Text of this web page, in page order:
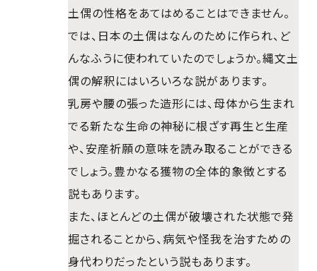
土偶の性格をあてはめることはできません。
では、日本の土偶はなんのために作られ、ど
んなふうに使われていたのでしょうか。縄文土
偶の解釈にはいろいろな説があります。
乳房や腰の張った造形には、母体から生まれ
でる新たな生命の神秘に根ざす再生と生産
や、安産祈願の意味を読み取ることができる
でしょう。豊かなる獲物の全体的象徴とする
説もあります。
また、ほとんどの土偶が破壊された状態で発
掘されることから、病気や怪我を治すための
身代わりだったという説もあります。